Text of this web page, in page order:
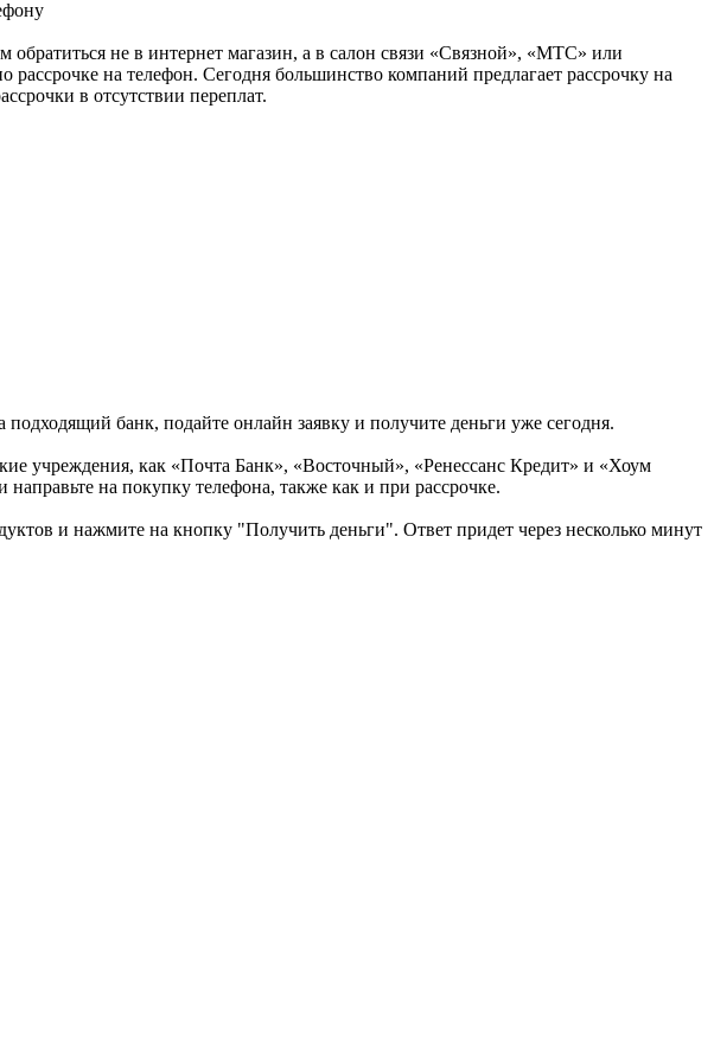
не в интернет магазин, а в салон связи «Связной», «МТС» или
на телефон. Сегодня большинство компаний предлагает рассрочку на
в отсутствии переплат.
банк, подайте онлайн заявку и получите деньги уже сегодня.
учреждения, как «Почта Банк», «Восточный», «Ренессанс Кредит» и «Хоум
на покупку телефона, также как и при рассрочке.
и нажмите на кнопку "Получить деньги". Ответ придет через несколько минут